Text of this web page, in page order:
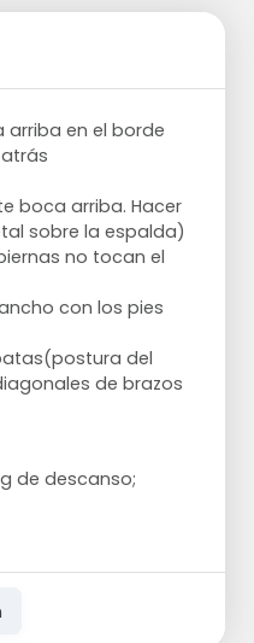
arriba en el borde
boca arriba. Hacer
sobre la espalda)
no tocan el
con los pies
del
de brazos
de descanso;